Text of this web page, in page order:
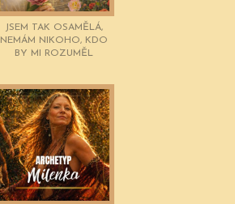
JSEM TAK OSAMĚLÁ,
NEMÁM NIKOHO, KDO
BY MI ROZUMĚL